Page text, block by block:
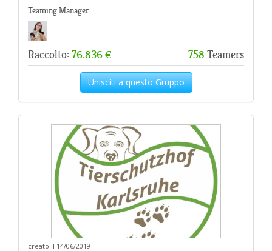
Teaming Manager:
Raccolto: 76.836 € 758 Teamers
Unisciti a questo Gruppo
creato il 14/06/2019